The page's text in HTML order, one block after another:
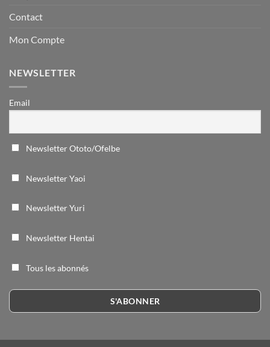
Contact
Mon Compte
NEWSLETTER
Email
Newsletter Ototo/Ofelbe
Newsletter Yaoi
Newsletter Yuri
Newsletter Hentai
Tous les abonnés